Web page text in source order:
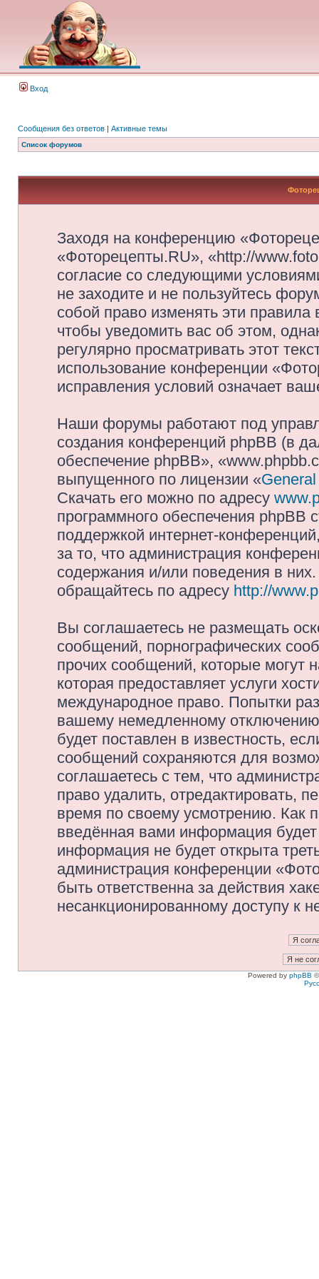
Вход
Сообщения без ответов | Активные темы
Список форумов
Заходя на конференцию
«Фоторецепты.RU», «http://
согласие со следующими
не заходите и не пользуйтесь
собой право изменять эти
чтобы уведомить вас об этом,
регулярно просматривать этот
использование конференции
исправления условий означает
Наши форумы работают под
создания конференций phpBB (в
обеспечение phpBB»,
выпущенного по лицензии «
Скачать его можно по адресу
программного обеспечения phpBB
поддержкой интернет-
за то, что администрация
содержания и/или поведения в
обращайтесь по адресу http://
Вы соглашаетесь не размещать
сообщений, порнографических
прочих сообщений, которые могут
которая предоставляет услуги
международное право. Попытки
вашему немедленному
будет поставлен в известность,
сообщений сохраняются для
соглашаетесь с тем, что
право удалить, отредактировать,
время по своему усмотрению. Как
введённая вами информация
информация не будет открыта
администрация конференции
быть ответственна за действия
несанкционированному доступу к
Powered by phpBB